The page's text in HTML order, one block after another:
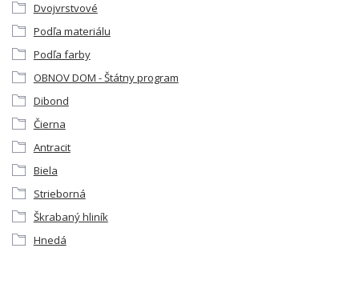
Dvojvrstvové
Podľa materiálu
Podľa farby
OBNOV DOM - Štátny program
Dibond
Čierna
Antracit
Biela
Strieborná
Škrabaný hliník
Hnedá